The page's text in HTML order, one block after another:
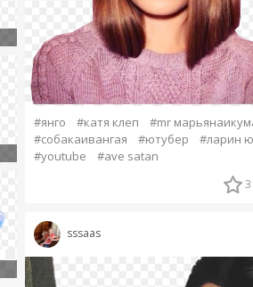
#янго #катя клеп
#mr
#собакаивангая
#ютубер
#ларин
#youtube
#ave satan
3
sssaas